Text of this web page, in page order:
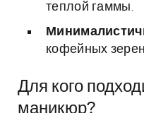
теплой гаммы.
кофейных
Для кого
маникюр?